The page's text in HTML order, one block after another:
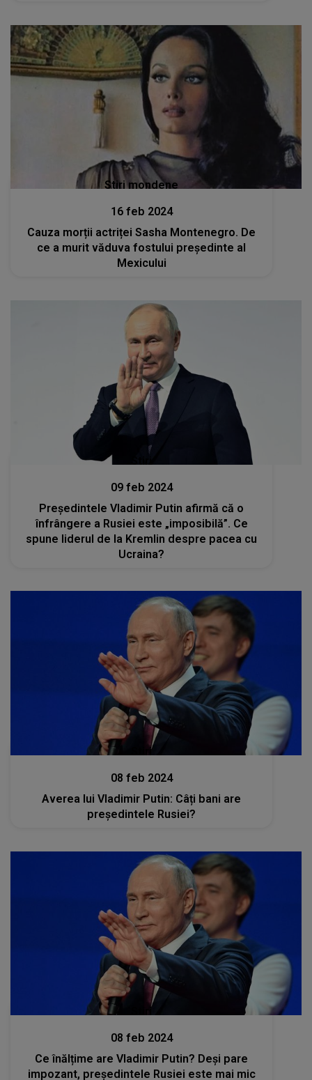
Stiri mondene
16 feb 2024
Cauza morții actriței Sasha Montenegro. De
ce a murit văduva fostului președinte al
Mexicului
09 feb 2024
Președintele Vladimir Putin afirmă că o
înfrângere a Rusiei este „imposibilă”. Ce
spune liderul de la Kremlin despre pacea cu
Ucraina?
Stiri
08 feb 2024
Averea lui Vladimir Putin: Câți bani are
președintele Rusiei?
08 feb 2024
Ce înălțime are Vladimir Putin? Deși pare
impozant, președintele Rusiei este mai mic